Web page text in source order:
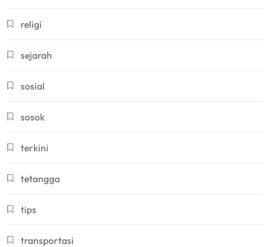
religi
sejarah
sosial
sosok
terkini
tetangga
tips
transportasi